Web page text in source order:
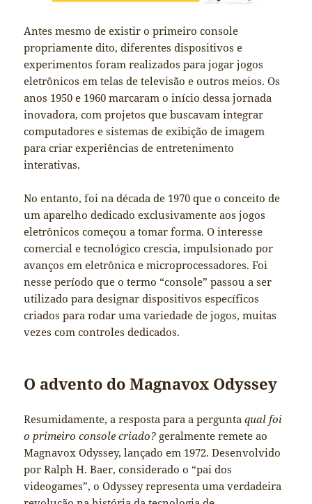
Antes mesmo de existir o primeiro console
propriamente dito, diferentes dispositivos e
experimentos foram realizados para jogar jogos
eletrônicos em telas de televisão e outros meios. Os
anos 1950 e 1960 marcaram o início dessa jornada
inovadora, com projetos que buscavam integrar
computadores e sistemas de exibição de imagem
para criar experiências de entretenimento
interativas.
No entanto, foi na década de 1970 que o conceito de
um aparelho dedicado exclusivamente aos jogos
eletrônicos começou a tomar forma. O interesse
comercial e tecnológico crescia, impulsionado por
avanços em eletrônica e microprocessadores. Foi
nesse período que o termo “console” passou a ser
utilizado para designar dispositivos específicos
criados para rodar uma variedade de jogos, muitas
vezes com controles dedicados.
O advento do Magnavox Odyssey
Resumidamente, a resposta para a perguntaqual foi
o primeiro console criado? geralmente remete ao
Magnavox Odyssey, lançado em 1972. Desenvolvido
por Ralph H. Baer, considerado o “pai dos
videogames”, o Odyssey representa uma verdadeira